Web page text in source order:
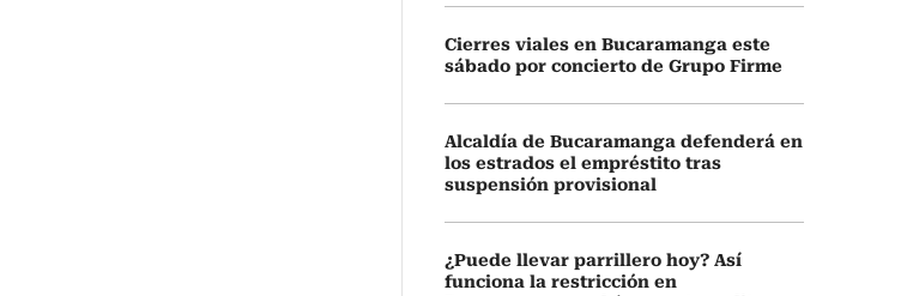
Cierres viales en Bucaramanga este
sábado por concierto de Grupo Firme
Alcaldía de Bucaramanga defenderá en
los estrados el empréstito tras
suspensión provisional
¿Puede llevar parrillero hoy? Así
funciona la restricción en